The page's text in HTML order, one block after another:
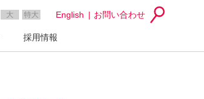
大 特大 English お問い合わせ
採用情報